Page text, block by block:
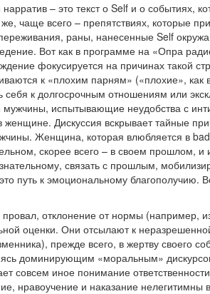
нарратив – это текст о Self и о событиях,
чаще всего – препятствиях, которые
раны, нанесенные Self
Вот как в программе на «Опра
фокусируется на причинах такой
к «плохим парням» («плохие», как
себя к долгосрочным отношениям или
испытывающие неудобства с
женщине. Дискуссия вскрывает тайные
Женщина, которая влюбляется в
скорее всего – в своем прошлом,
связать с прошлым,
путь к эмоциональному благополучию.
отклонение от нормы (например,
оценки. Они отсылают к
прежде всего, в жертву своего
доминирующим «моральным»
совсем иное понимание
нравоучение и наказание нелегитимны